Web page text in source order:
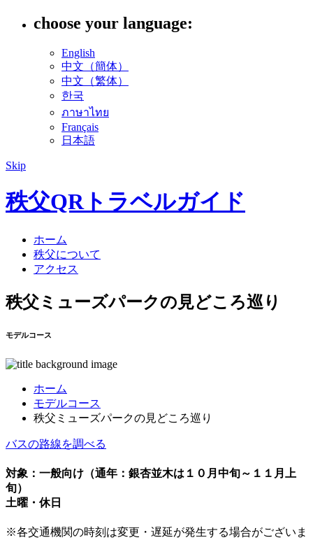
choose your language:
English
中文（簡体）
中文（繁体）
한국
ภาษาไทย
Français
日本語
Skip
秩父QRトラベルガイド
ホーム
秩父について
アクセス
秩父ミューズパークの見どころ巡り
モデルコース
ホーム
モデルコース
秩父ミューズパークの見どころ巡り
バスの路線を調べる
対象：一般向け（通年：銀杏並木は１０月中旬～１１月上
旬）
土曜・休日
※各交通機関の時刻は変更・遅延が発生する場合がございま